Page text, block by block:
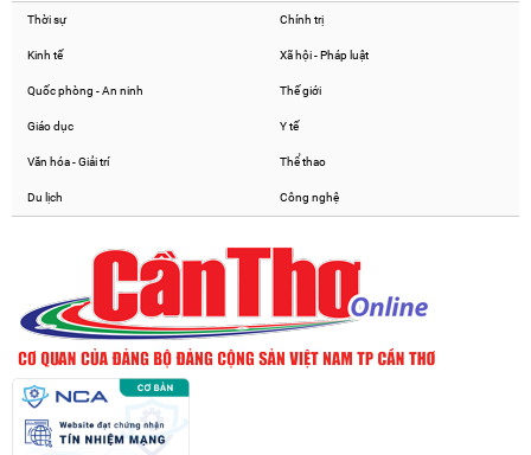
Thời sự Chính trị
Kinh tế Xã hội - Pháp luật
Quốc phòng - An ninh Thế giới
Giáo dục Y tế
Văn hóa - Giải trí Thể thao
Du lịch Công nghệ